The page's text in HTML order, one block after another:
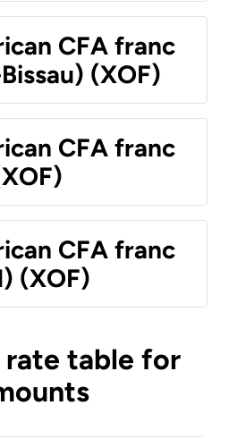
CFA franc
(XOF)
CFA franc
CFA franc
(XOF)
rate table for